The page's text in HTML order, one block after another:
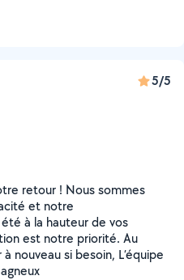
5/5
retour ! Nous sommes
et notre
à la hauteur de vos
est notre priorité. Au
nouveau si besoin, L’équipe